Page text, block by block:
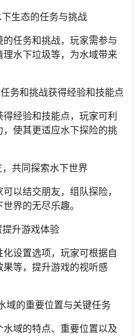
生态的任务与挑战
任务和挑战，玩家需参与
水下垃圾等，为水域带来
务和挑战获得经验和技能点
经验和技能点，玩家可利
使其更适应水下探险的挑
共同探索水下世界
以结交朋友，组队探险，
界的无尽乐趣。
升游戏体验
化设置选项，玩家可根据自
等，提升游戏的视听感
域的重要位置与关键任务
域的特点、重要位置以及